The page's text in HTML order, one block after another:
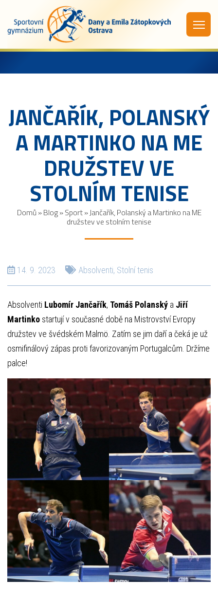
JANČAŘÍK, POLANSKÝ
A MARTINKO NA ME
DRUŽSTEV VE
STOLNÍM TENISE
Domů »Blog»Sport»Jančařík, Polanský a Martinko na ME
družstev ve stolním tenise
14. 9. 2023 Absolventi, Stolní tenis
Absolventi Lubomír Jančařík, Tomáš Polanský a Jiří
Martinko startují v současné době na Mistrovství Evropy
družstev ve švédském Malmö. Zatím se jim daří a čeká je už
osmifinálový zápas proti favorizovaným Portugalcům. Držíme
palce!